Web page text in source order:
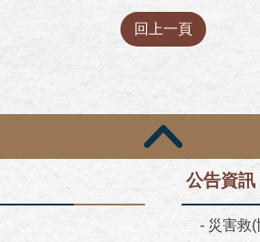
回上一頁
公告資訊
- 災害救